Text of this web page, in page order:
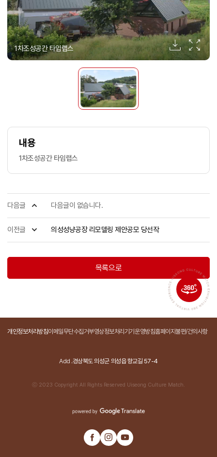
1차조성공간 타입랩스
내용
1차조성공간 타임랩스
다음글 다음글이 없습니다.
이전글 의성성냥공장 리모델링 제안공모 당선작
목록으로
개인정보처리방침이메일무단수집거부영상정보처리기기운영방침홈페이지불편/건의사항
Add .경상북도 의성군 의성읍 향교길 57-4
ⓒ 2023 Copyright All Rights Reserved Uiseong Culture Match.